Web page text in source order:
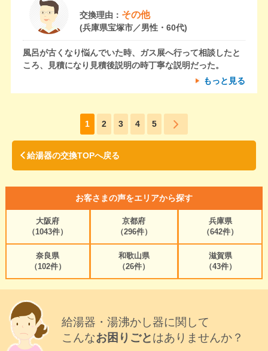
交換理由： その他
(兵庫県宝塚市／男性・60代)
風呂が古くなり悩んでいた時、ガス展へ行って相談したと
ころ、見積になり見積後説明の時丁寧な説明だった。
もっと見る
1 2 3 4 5
給湯器の交換TOPへ戻る
お客さまの声をエリアから探す
大阪府
（1043件）
京都府
（296件）
兵庫県
（642件）
奈良県
（102件）
和歌山県
（26件）
滋賀県
（43件）
給湯器・湯沸かし器に関して
こんなお困りごとはありませんか？